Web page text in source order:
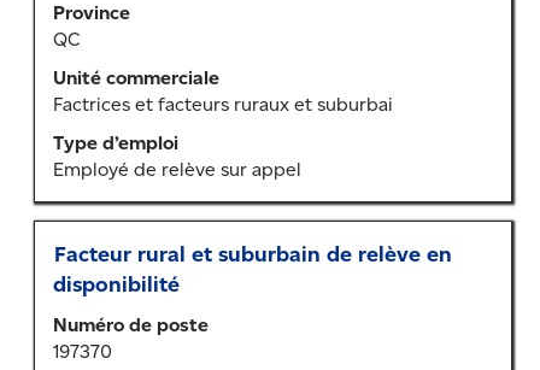
Province
QC
Unité commerciale
Factrices et facteurs ruraux et suburbai
Type d’emploi
Employé de relève sur appel
afficher
tout
le
contenu
renseignements
sur
l’emploi.
Titre
Facteur rural et suburbain de relève en
disponibilité
Numéro de poste
197370
Sélectionner
au
moyen
de
la